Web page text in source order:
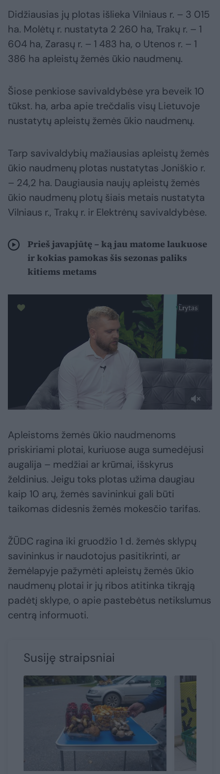
Didžiausias jų plotas išlieka Vilniaus r. – 3 015
ha. Molėtų r. nustatyta 2 260 ha, Trakų r. – 1
604 ha, Zarasų r. – 1 483 ha, o Utenos r. – 1
386 ha apleistų žemės ūkio naudmenų.
Šiose penkiose savivaldybėse yra beveik 10
tūkst. ha, arba apie trečdalis visų Lietuvoje
nustatytų apleistų žemės ūkio naudmenų.
Tarp savivaldybių mažiausias apleistų žemės
ūkio naudmenų plotas nustatytas Joniškio r.
– 24,2 ha. Daugiausia naujų apleistų žemės
ūkio naudmenų plotų šiais metais nustatyta
Vilniaus r., Trakų r. ir Elektrėnų savivaldybėse.
Prieš javapjūtę – ką jau matome laukuose
ir kokias pamokas šis sezonas paliks
kitiems metams
Apleistoms žemės ūkio naudmenoms
priskiriami plotai, kuriuose auga sumedėjusi
augalija – medžiai ar krūmai, išskyrus
želdinius. Jeigu toks plotas užima daugiau
kaip 10 arų, žemės savininkui gali būti
taikomas didesnis žemės mokesčio tarifas.
ŽŪDC ragina iki gruodžio 1 d. žemės sklypų
savininkus ir naudotojus pasitikrinti, ar
žemėlapyje pažymėti apleistų žemės ūkio
naudmenų plotai ir jų ribos atitinka tikrąją
padėtį sklype, o apie pastebėtus netikslumus
centrą informuoti.
Susiję straipsniai